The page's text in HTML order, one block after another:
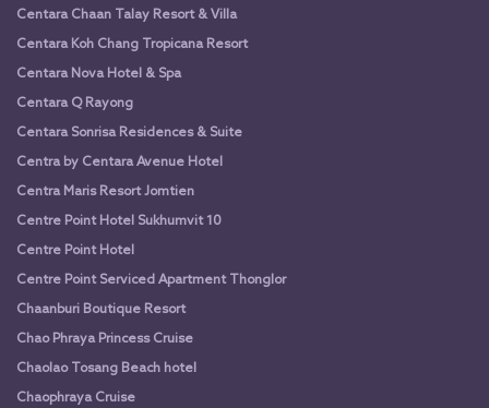
Centara Chaan Talay Resort & Villa
Centara Koh Chang Tropicana Resort
Centara Nova Hotel & Spa
Centara Q Rayong
Centara Sonrisa Residences & Suite
Centra by Centara Avenue Hotel
Centra Maris Resort Jomtien
Centre Point Hotel Sukhumvit 10
Centre Point Hotel
Centre Point Serviced Apartment Thonglor
Chaanburi Boutique Resort
Chao Phraya Princess Cruise
Chaolao Tosang Beach hotel
Chaophraya Cruise